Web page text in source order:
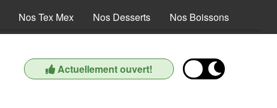
Nos Tex Mex Nos Desserts Nos Boissons
Actuellement ouvert!